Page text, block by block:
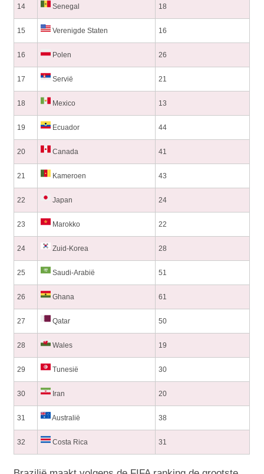
14 Senegal 18
15 Verenigde Staten 16
16 Polen 26
17 Servië 21
18 Mexico 13
19 Ecuador 44
20 Canada 41
21 Kameroen 43
22 Japan 24
23 Marokko 22
24 Zuid-Korea 28
25 Saudi-Arabië 51
26 Ghana 61
27 Qatar 50
28 Wales 19
29 Tunesië 30
30 Iran 20
31 Australië 38
32 Costa Rica 31